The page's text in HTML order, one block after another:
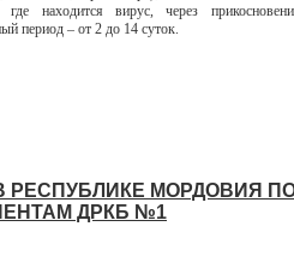
где находится вирус, через
период – от 2 до 14 суток.
РЕСПУБЛИКЕ МОРДОВИЯ
ДРКБ №1